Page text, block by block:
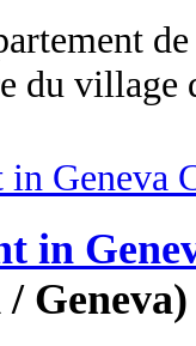
du village
in
Geneva)